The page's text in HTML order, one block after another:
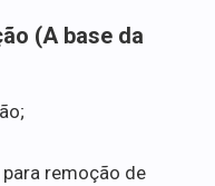
(A base da
remoção de